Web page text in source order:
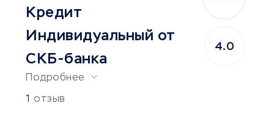
Кредит
Индивидуальный от
СКБ-банка
Подробнее
1 отзыв
4.0